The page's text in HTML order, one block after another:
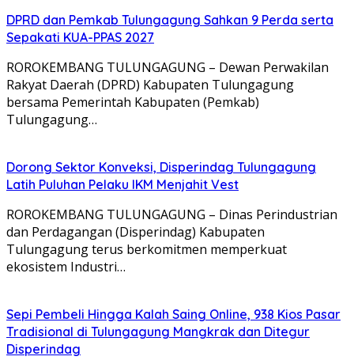
DPRD dan Pemkab Tulungagung Sahkan 9 Perda serta
Sepakati KUA-PPAS 2027
ROROKEMBANG TULUNGAGUNG – Dewan Perwakilan
Rakyat Daerah (DPRD) Kabupaten Tulungagung
bersama Pemerintah Kabupaten (Pemkab)
Tulungagung…
Dorong Sektor Konveksi, Disperindag Tulungagung
Latih Puluhan Pelaku IKM Menjahit Vest
​ROROKEMBANG TULUNGAGUNG – Dinas Perindustrian
dan Perdagangan (Disperindag) Kabupaten
Tulungagung terus berkomitmen memperkuat
ekosistem Industri…
Sepi Pembeli Hingga Kalah Saing Online, 938 Kios Pasar
Tradisional di Tulungagung Mangkrak dan Ditegur
Disperindag